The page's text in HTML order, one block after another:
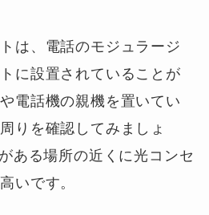
は、電話のモジュラージ
に設置されていることが
電話機の親機を置いてい
りを確認してみましょ
ある場所の近くに光コンセ
いです。